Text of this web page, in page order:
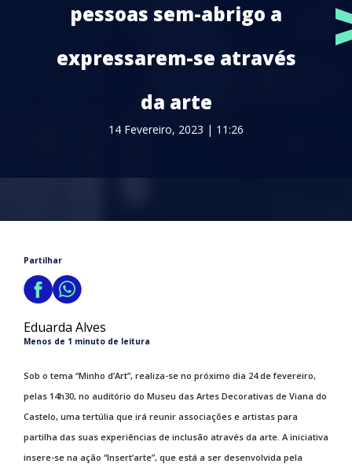
pessoas sem-abrigo a
expressarem-se através
da arte
14 Fevereiro, 2023 | 11:26
Partilhar
Eduarda Alves
Menos de 1 minuto de leitura
Sob o tema “Minho d’Art”, realiza-se no próximo dia 24 de fevereiro,
pelas 14h30, no auditório do Museu das Artes Decorativas de Viana do
Castelo, uma tertúlia que irá reunir associações e artistas para
partilha das suas experiências de inclusão através da arte. A iniciativa
insere-se na ação “Insert’arte”, que está a ser desenvolvida pela